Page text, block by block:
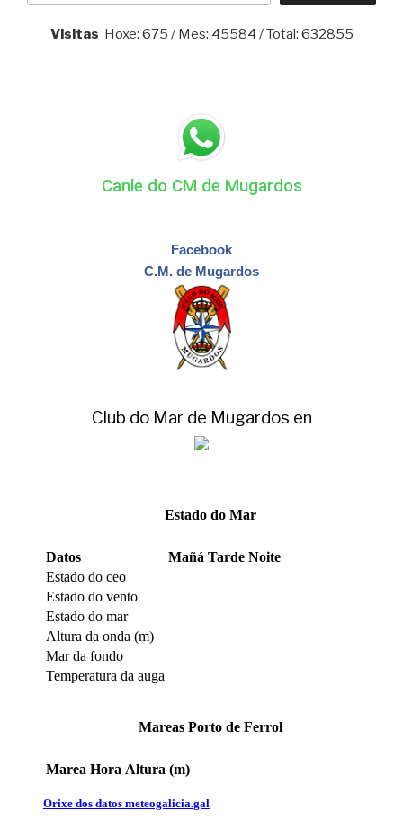
Visitas Hoxe: 675 / Mes: 45584 / Total: 632855
Canle do CM de Mugardos
Facebook
C.M. de Mugardos
Club do Mar de Mugardos en